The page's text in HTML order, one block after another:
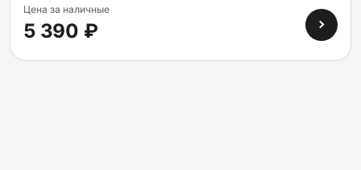
Цена за наличные
5 390 ₽